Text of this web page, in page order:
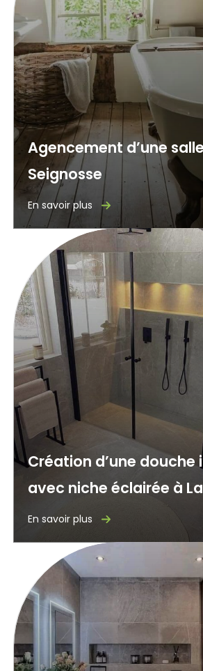
Agencement d’une
Seignosse
En savoir plus
Création d’une douche
avec niche éclairée à
En savoir plus